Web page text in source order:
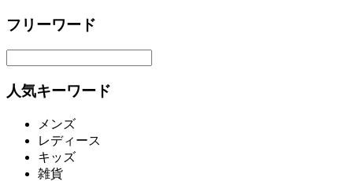
フリーワード
人気キーワード
メンズ
レディース
キッズ
雑貨